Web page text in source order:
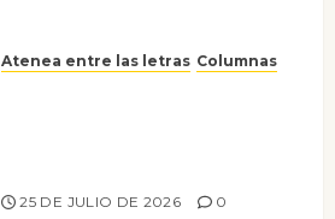
Atenea entre las letras Columnas
25 DE JULIO DE 2026 0